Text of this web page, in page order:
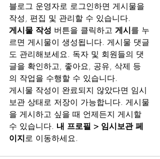
블로그 운영자로 로그인하면 게시물을
작성, 편집 및 관리할 수 있습니다.
게시물 작성 버튼을 클릭하고 게시를 누
르면 게시물이 생성됩니다. 게시물 댓글
도 관리해보세요. 독자 및 회원들의 댓
글을 확인하고, 좋아요, 공유, 삭제 등
의 작업을 수행할 수 있습니다.
게시물 작성이 완료되지 않았다면 임시
보관 상태로 저장이 가능합니다. 게시물
을 게시하고 싶을 때 언제든지 게시할
수 있습니다. 내 프로필 > 임시보관 페
이지로 이동하세요.